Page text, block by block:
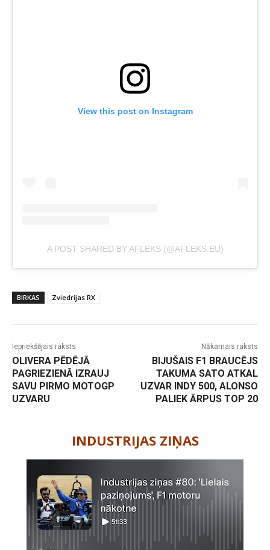
View this post on Instagram
A POST SHARED BY AFLEKS (@AFLEKS.EU)
BIRKAS Zviedrijas RX
Iepriekšējais raksts
OLIVERA PĒDĒJĀ
PAGRIEZIENĀ IZRAUJ
SAVU PIRMO MOTOGP
UZVARU
Nākamais raksts
BIJUŠAIS F1 BRAUCĒJS
TAKUMA SATO ATKAL
UZVAR INDY 500, ALONSO
PALIEK ĀRPUS TOP 20
INDUSTRIJAS ZIŅAS